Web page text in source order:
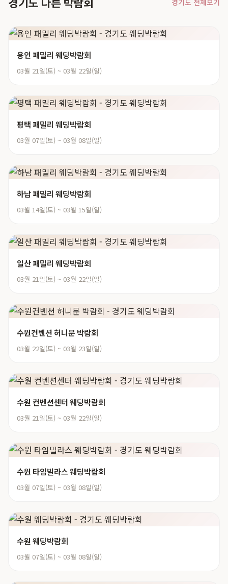
경기도 전체보기
용인 패밀리 웨딩박람회
03월 21일(토) ~ 03월 22일(일)
평택 패밀리 웨딩박람회
03월 07일(토) ~ 03월 08일(일)
하남 패밀리 웨딩박람회
03월 14일(토) ~ 03월 15일(일)
일산 패밀리 웨딩박람회
03월 21일(토) ~ 03월 22일(일)
수원컨벤션 허니문 박람회
03월 22일(토) ~ 03월 23일(일)
수원 컨벤션센터 웨딩박람회
03월 21일(토) ~ 03월 22일(일)
수원 타임빌라스 웨딩박람회
03월 07일(토) ~ 03월 08일(일)
수원 웨딩박람회
03월 07일(토) ~ 03월 08일(일)